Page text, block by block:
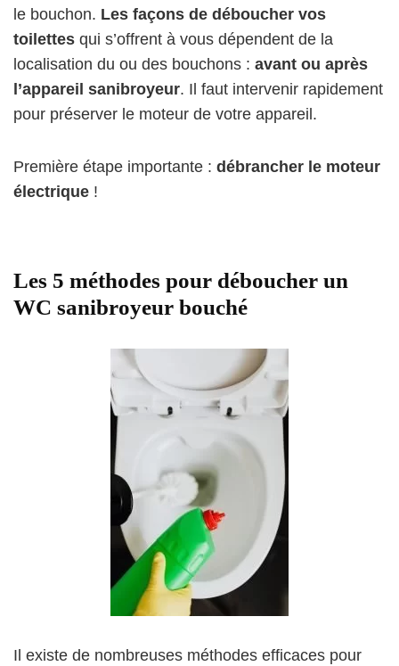
le bouchon. Les façons de déboucher vos
toilettes qui s’offrent à vous dépendent de la
localisation du ou des bouchons : avant ou après
l’appareil sanibroyeur. Il faut intervenir rapidement
pour préserver le moteur de votre appareil.
Première étape importante : débrancher le moteur
électrique !
Les 5 méthodes pour déboucher un
WC sanibroyeur bouché
Il existe de nombreuses méthodes efficaces pour